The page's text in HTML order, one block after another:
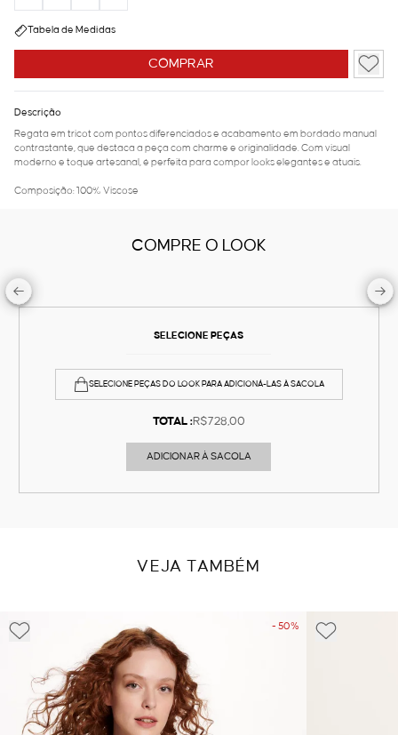
COMPRAR
Tabela de Medidas
Descrição
Regata em tricot com pontos diferenciados e acabamento em bordado manual
contrastante, que destaca a peça com charme e originalidade. Com visual
moderno e toque artesanal, é perfeita para compor looks elegantes e atuais.
Composição: 100% Viscose
COMPRE O LOOK
SELECIONE PEÇAS
SELECIONE PEÇAS DO LOOK PARA ADICIONÁ-LAS À SACOLA
TOTAL :R$728,00
ADICIONAR À SACOLA
VEJA TAMBÉM
- 50%